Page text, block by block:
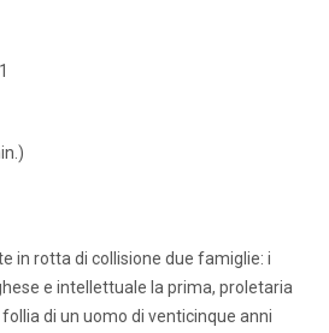
in rotta di collisione due famiglie: i
e intellettuale la prima, proletaria
di un uomo di venticinque anni